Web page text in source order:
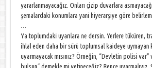
yararlanmayacağız. Onları çizip duvarlara
şemalardaki konumlara yani hiyerarşiye göre
…
Ya toplumdaki uyarılara ne dersin. Yerlere tüküren,
ihlal eden daha bir sürü toplumsal kaideye uymayan
uyarmayacak mısınız? Örneğin, “Devletin polisi var”